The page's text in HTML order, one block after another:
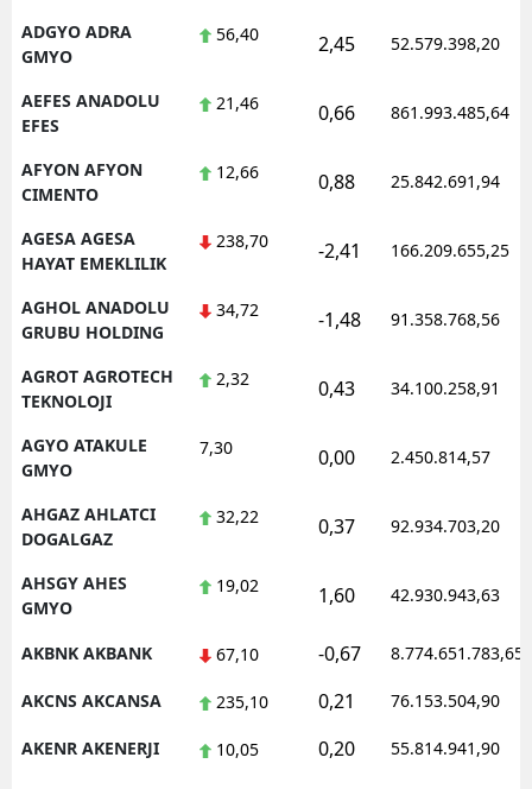
ADGYO ADRA
GMYO
56,40 2,45 52.579.398,20
AEFES ANADOLU
EFES
21,46 0,66 861.993.485,64
AFYON AFYON
CIMENTO
12,66 0,88 25.842.691,94
AGESA AGESA
HAYAT EMEKLILIK
238,70 -2,41 166.209.655,25
AGHOL ANADOLU
GRUBU HOLDING
34,72 -1,48 91.358.768,56
AGROT AGROTECH
TEKNOLOJI
2,32 0,43 34.100.258,91
AGYO ATAKULE
GMYO
7,30 0,00 2.450.814,57
AHGAZ AHLATCI
DOGALGAZ
32,22 0,37 92.934.703,20
AHSGY AHES
GMYO
19,02 1,60 42.930.943,63
AKBNK AKBANK 67,10 -0,67 8.774.651.783,65
AKCNS AKCANSA 235,10 0,21 76.153.504,90
AKENR AKENERJI 10,05 0,20 55.814.941,90